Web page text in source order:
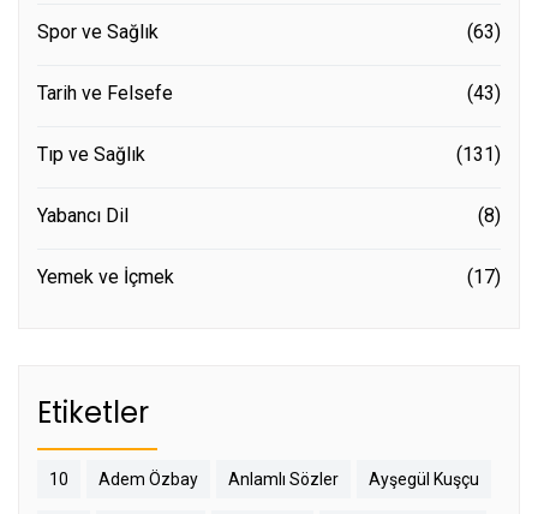
Spor ve Sağlık (63)
Tarih ve Felsefe (43)
Tıp ve Sağlık (131)
Yabancı Dil (8)
Yemek ve İçmek (17)
Etiketler
10 Adem Özbay Anlamlı Sözler Ayşegül Kuşçu